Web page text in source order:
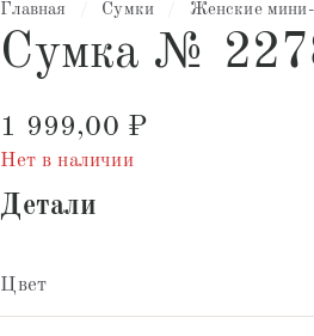
Главная Сумки Женские
Сумка №
1 999,00 ₽
Нет в наличии
Детали
Цвет